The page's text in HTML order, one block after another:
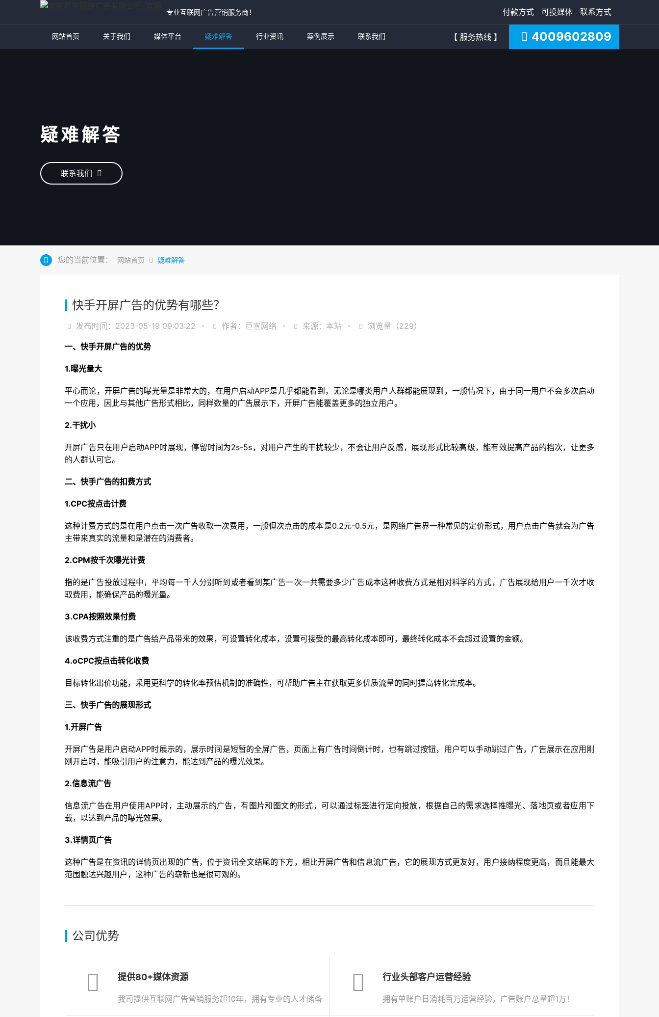
专业互联网广告营销服务商！ 付款方式 可投媒体 联系方式
网站首页 关于我们 媒体平台 疑难解答 行业资讯 案例展示 联系我们 【 服务热线 】 4009602809
疑难解答
联系我们
您的当前位置： 网站首页 疑难解答
快手开屏广告的优势有哪些？
发布时间：2023-05-19 09:03:22 作者：巨宣网络 来源：本站 浏览量（229）
一、快手开屏广告的优势
1.曝光量大
平心而论，开屏广告的曝光量是非常大的，在用户启动APP是几乎都能看到，无论是哪类用户人群都能展现到，一般情况下，由于同一用户不会多次启动
一个应用，因此与其他广告形式相比，同样数量的广告展示下，开屏广告能覆盖更多的独立用户。
2.干扰小
开屏广告只在用户启动APP时展现，停留时间为2s-5s，对用户产生的干扰较少，不会让用户反感，展现形式比较高级，能有效提高产品的档次，让更多
的人群认可它。
二、快手广告的扣费方式
1.CPC按点击计费
这种计费方式的是在用户点击一次广告收取一次费用，一般但次点击的成本是0.2元-0.5元，是网络广告界一种常见的定价形式，用户点击广告就会为广告
主带来真实的流量和是潜在的消费者。
2.CPM按千次曝光计费
指的是广告投放过程中，平均每一千人分别听到或者看到某广告一次一共需要多少广告成本这种收费方式是相对科学的方式，广告展现给用户一千次才收
取费用，能确保产品的曝光量。
3.CPA按照效果付费
该收费方式注重的是广告给产品带来的效果，可设置转化成本，设置可接受的最高转化成本即可，最终转化成本不会超过设置的金额。
4.oCPC按点击转化收费
目标转化出价功能，采用更科学的转化率预估机制的准确性，可帮助广告主在获取更多优质流量的同时提高转化完成率。
三、快手广告的展现形式
1.开屏广告
开屏广告是用户启动APP时展示的，展示时间是短暂的全屏广告，页面上有广告时间倒计时，也有跳过按钮，用户可以手动跳过广告，广告展示在应用刚
刚开启时，能吸引用户的注意力，能达到产品的曝光效果。
2.信息流广告
信息流广告在用户使用APP时，主动展示的广告，有图片和图文的形式，可以通过标签进行定向投放，根据自己的需求选择推曝光、落地页或者应用下
载，以达到产品的曝光效果。
3.详情页广告
这种广告是在资讯的详情页出现的广告，位于资讯全文结尾的下方，相比开屏广告和信息流广告，它的展现方式更友好，用户接纳程度更高，而且能最大
范围触达兴趣用户，这种广告的崭新也是很可观的。
公司优势
提供80+媒体资源
我司提供互联网广告营销服务超10年，拥有专业的人才储备
行业头部客户运营经验
拥有单账户日消耗百万运营经验，广告账户总量超1万！